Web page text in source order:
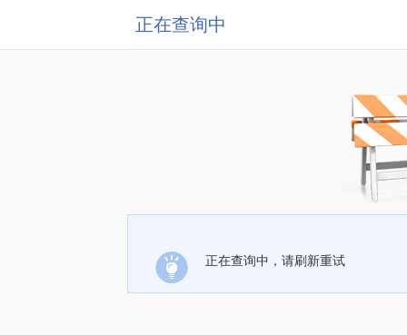
正在查询中
正在查询中，请刷新重试